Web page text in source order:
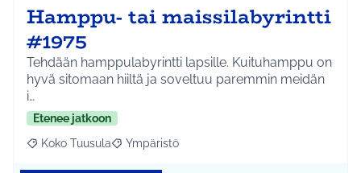
Hamppu- tai maissilabyrintti
#1975
Tehdään hamppulabyrintti lapsille. Kuituhamppu on
hyvä sitomaan hiiltä ja soveltuu paremmin meidän
i…
Etenee jatkoon
Rajaa tulokset aihepiirin mukaan: Koko Tuusula
Koko Tuusula Rajaa tulokset teeman mukaan: Ympäristö
Ympäristö